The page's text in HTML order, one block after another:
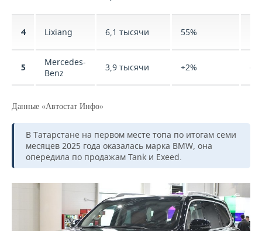
4 Lixiang 6,1 тысячи 55%
5
Mercedes-
Benz
3,9 тысячи +2% 6%
Данные «Автостат Инфо»
В Татарстане на первом месте топа по итогам семи
месяцев 2025 года оказалась марка BMW, она
опередила по продажам Tank и Exeed.